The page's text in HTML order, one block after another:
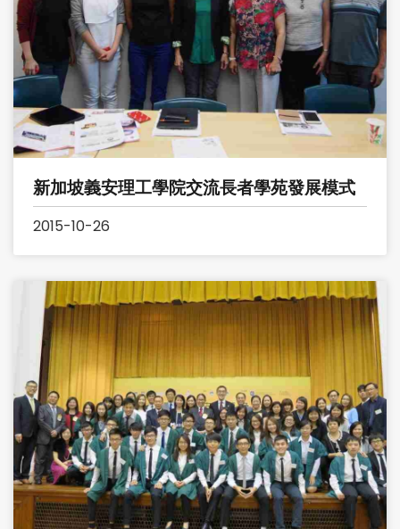
新加坡義安理工學院交流長者學苑發展模式
2015-10-26